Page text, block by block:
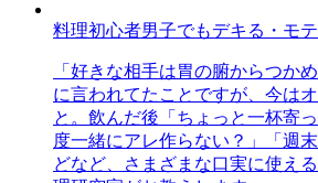
料理初心者男子でもデキる・モ
「好きな相手は胃の腑からつか
に言われてたことですが、今は
と。飲んだ後「ちょっと一杯寄
度一緒にアレ作らない？」「週
どなど、さまざまな口実に使え